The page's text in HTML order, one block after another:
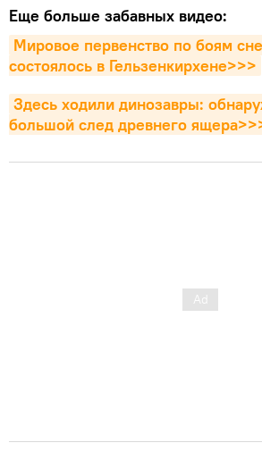
Еще больше забавных видео:
Мировое первенство по боям
состоялось в Гельзенкирхене>>>
Здесь ходили динозавры:
большой след древнего